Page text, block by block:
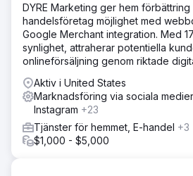
DYRE Marketing ger hem
handelsföretag möjlighet med
Google Merchant integration. Med
synlighet, attraherar potentiella
onlineförsäljning genom riktade
Aktiv i United States
Marknadsföring via sociala
Instagram +23
Tjänster för hemmet, E-handel +3
$1,000 - $5,000